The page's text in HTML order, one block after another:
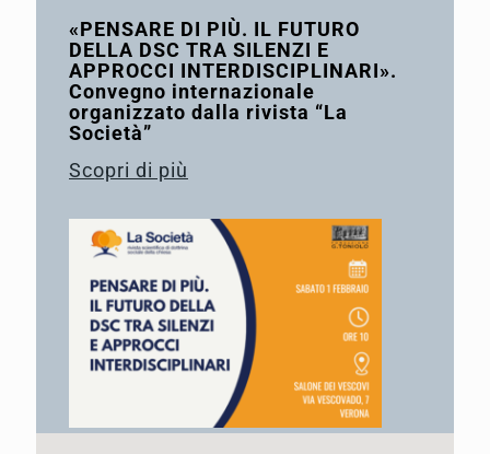
«PENSARE DI PIÙ. IL FUTURO
DELLA DSC TRA SILENZI E
APPROCCI INTERDISCIPLINARI».
Convegno internazionale
organizzato dalla rivista “La
Società”
Scopri di più